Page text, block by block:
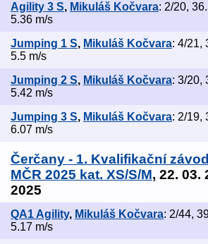
Agility 3 S, Mikuláš Kočvara: 2/20,
5.36 m/s
Jumping 1 S, Mikuláš Kočvara: 4/21,
5.5 m/s
Jumping 2 S, Mikuláš Kočvara: 3/20,
5.42 m/s
Jumping 3 S, Mikuláš Kočvara: 2/19,
6.07 m/s
Čerčany - 1. Kvalifikační
MČR 2025 kat. XS/S/M, 22. 03.
2025
QA1 Agility, Mikuláš Kočvara: 2/44,
5.17 m/s